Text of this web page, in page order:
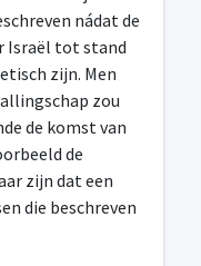
nádat de
Israël tot stand
zijn. Men
zou
de komst van
de
zijn dat een
die beschreven